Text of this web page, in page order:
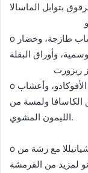
o حمص الشمندر والحمص: طحينة غنية مع أعشاب طازجة، وخضار
o سلطة البابايا الخضراء: بابايا خضراء وجزر مع الأفوكادو، وأعشاب
الكاسافا ولمسة من
الليمون المشوي.
o ريجاتوني بالطماطم المكرملة: جبنة ستراتشياتيللا مع رشة من